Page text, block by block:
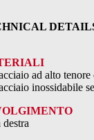
ad alto
inossidabile